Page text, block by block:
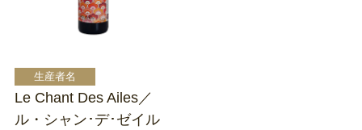
Le Chant Des Ailes／
ル・シャン･デ･ゼイル